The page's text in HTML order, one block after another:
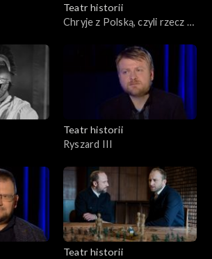
Teatr historii
Chryje z Polską, czyli rzecz o
Teatr historii
Ryszard III
Teatr historii